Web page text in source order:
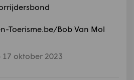
Toerisme.be/Bob Van Mol
oktober 2023